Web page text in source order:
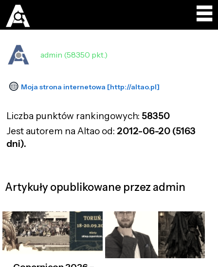
admin (58350 pkt.)
Moja strona internetowa [http://altao.pl]
Liczba punktów rankingowych: 58350
Jest autorem na Altao od: 2012-06-20 (5163
dni).
Artykuły opublikowane przez admin